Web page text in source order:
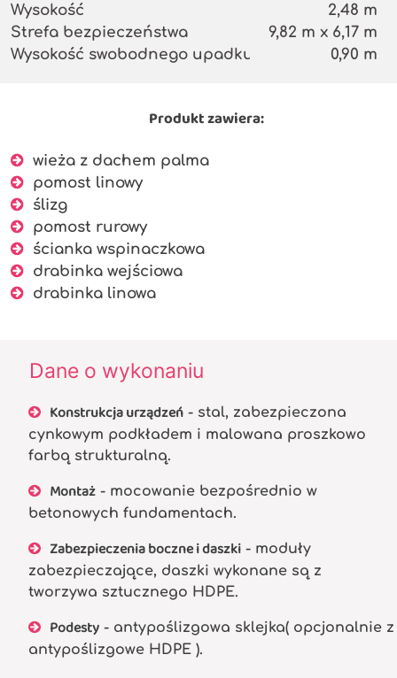
Wysokość
Strefa bezpieczeństwa
Wysokość swobodnego upadku
2,48 m
9,82 m x 6,17 m
0,90 m
Produkt zawiera:
wieża z dachem palma
pomost linowy
ślizg
pomost rurowy
ścianka wspinaczkowa
drabinka wejściowa
drabinka linowa
Dane o wykonaniu
Konstrukcja urządzeń - stal, zabezpieczona
cynkowym podkładem i malowana proszkowo
farbą strukturalną.
Montaż - mocowanie bezpośrednio w
betonowych fundamentach.
Zabezpieczenia boczne i daszki - moduły
zabezpieczające, daszki wykonane są z
tworzywa sztucznego HDPE.
Podesty - antypoślizgowa sklejka( opcjonalnie z
antypoślizgowe HDPE ).